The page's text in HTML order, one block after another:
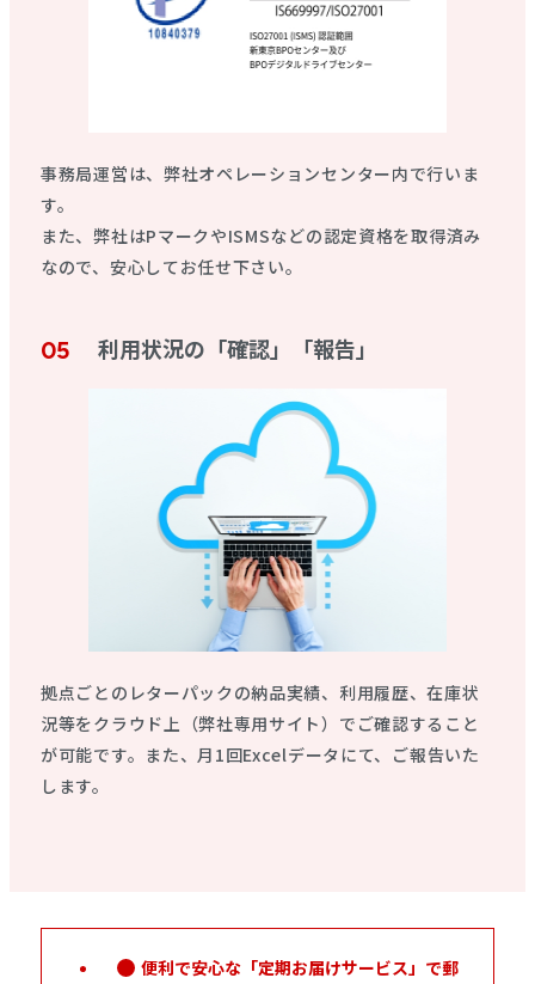
事務局運営は、弊社オペレーションセンター内で行いま
す。
また、弊社はPマークやISMSなどの認定資格を取得済み
なので、安心してお任せ下さい。
利用状況の「確認」「報告」
拠点ごとのレターパックの納品実績、利用履歴、在庫状
況等をクラウド上（弊社専用サイト）でご確認すること
が可能です。また、月1回Excelデータにて、ご報告いた
します。
便利で安心な「定期お届けサービス」で郵